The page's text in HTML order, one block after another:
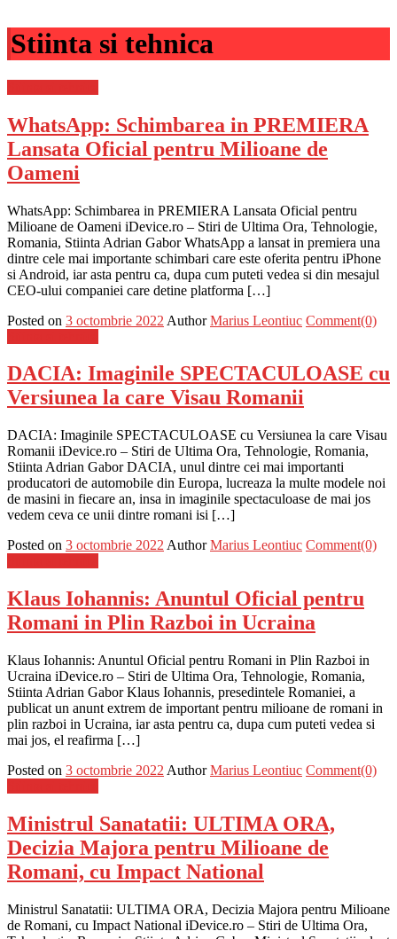
Stiinta si tehnica
WhatsApp: Schimbarea in PREMIERA
Lansata Oficial pentru Milioane de
Oameni
WhatsApp: Schimbarea in PREMIERA Lansata Oficial pentru
Milioane de Oameni iDevice.ro – Stiri de Ultima Ora, Tehnologie,
Romania, Stiinta Adrian Gabor WhatsApp a lansat in premiera una
dintre cele mai importante schimbari care este oferita pentru iPhone
si Android, iar asta pentru ca, dupa cum puteti vedea si din mesajul
CEO-ului companiei care detine platforma […]
Posted on 3 octombrie 2022 Author Marius Leontiuc Comment(0)
DACIA: Imaginile SPECTACULOASE cu
Versiunea la care Visau Romanii
DACIA: Imaginile SPECTACULOASE cu Versiunea la care Visau
Romanii iDevice.ro – Stiri de Ultima Ora, Tehnologie, Romania,
Stiinta Adrian Gabor DACIA, unul dintre cei mai importanti
producatori de automobile din Europa, lucreaza la multe modele noi
de masini in fiecare an, insa in imaginile spectaculoase de mai jos
vedem ceva ce unii dintre romani isi […]
Posted on 3 octombrie 2022 Author Marius Leontiuc Comment(0)
Klaus Iohannis: Anuntul Oficial pentru
Romani in Plin Razboi in Ucraina
Klaus Iohannis: Anuntul Oficial pentru Romani in Plin Razboi in
Ucraina iDevice.ro – Stiri de Ultima Ora, Tehnologie, Romania,
Stiinta Adrian Gabor Klaus Iohannis, presedintele Romaniei, a
publicat un anunt extrem de important pentru milioane de romani in
plin razboi in Ucraina, iar asta pentru ca, dupa cum puteti vedea si
mai jos, el reafirma […]
Posted on 3 octombrie 2022 Author Marius Leontiuc Comment(0)
Ministrul Sanatatii: ULTIMA ORA,
Decizia Majora pentru Milioane de
Romani, cu Impact National
Ministrul Sanatatii: ULTIMA ORA, Decizia Majora pentru Milioane
de Romani, cu Impact National iDevice.ro – Stiri de Ultima Ora,